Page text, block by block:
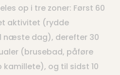
op i tre zoner: Først 60
aktivitet (rydde
dag), derefter 30
(brusebad, påføre
og til sidst 10